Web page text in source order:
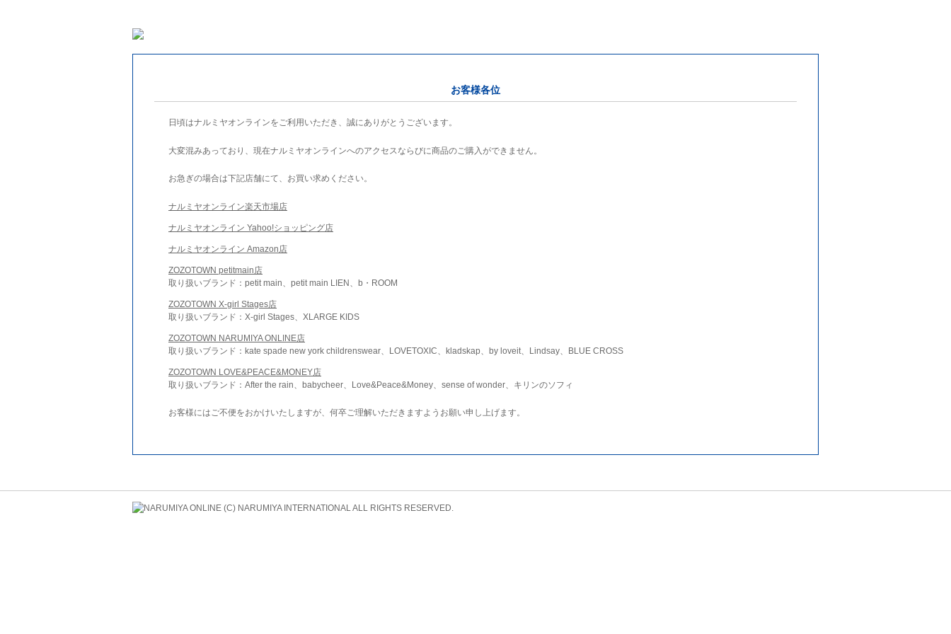
お客様各位
日頃はナルミヤオンラインをご利用いただき、誠にありがとうございます。
大変混みあっており、現在ナルミヤオンラインへのアクセスならびに商品のご購入ができません。
お急ぎの場合は下記店舗にて、お買い求めください。
ナルミヤオンライン楽天市場店
ナルミヤオンライン Yahoo!ショッピング店
ナルミヤオンライン Amazon店
ZOZOTOWN petitmain店
取り扱いブランド：petit main、petit main LIEN、b・ROOM
ZOZOTOWN X-girl Stages店
取り扱いブランド：X-girl Stages、XLARGE KIDS
ZOZOTOWN NARUMIYA ONLINE店
取り扱いブランド：kate spade new york childrenswear、LOVETOXIC、kladskap、by loveit、Lindsay、BLUE CROSS
ZOZOTOWN LOVE&PEACE&MONEY店
取り扱いブランド：After the rain、babycheer、Love&Peace&Money、sense of wonder、キリンのソフィ
お客様にはご不便をおかけいたしますが、何卒ご理解いただきますようお願い申し上げます。